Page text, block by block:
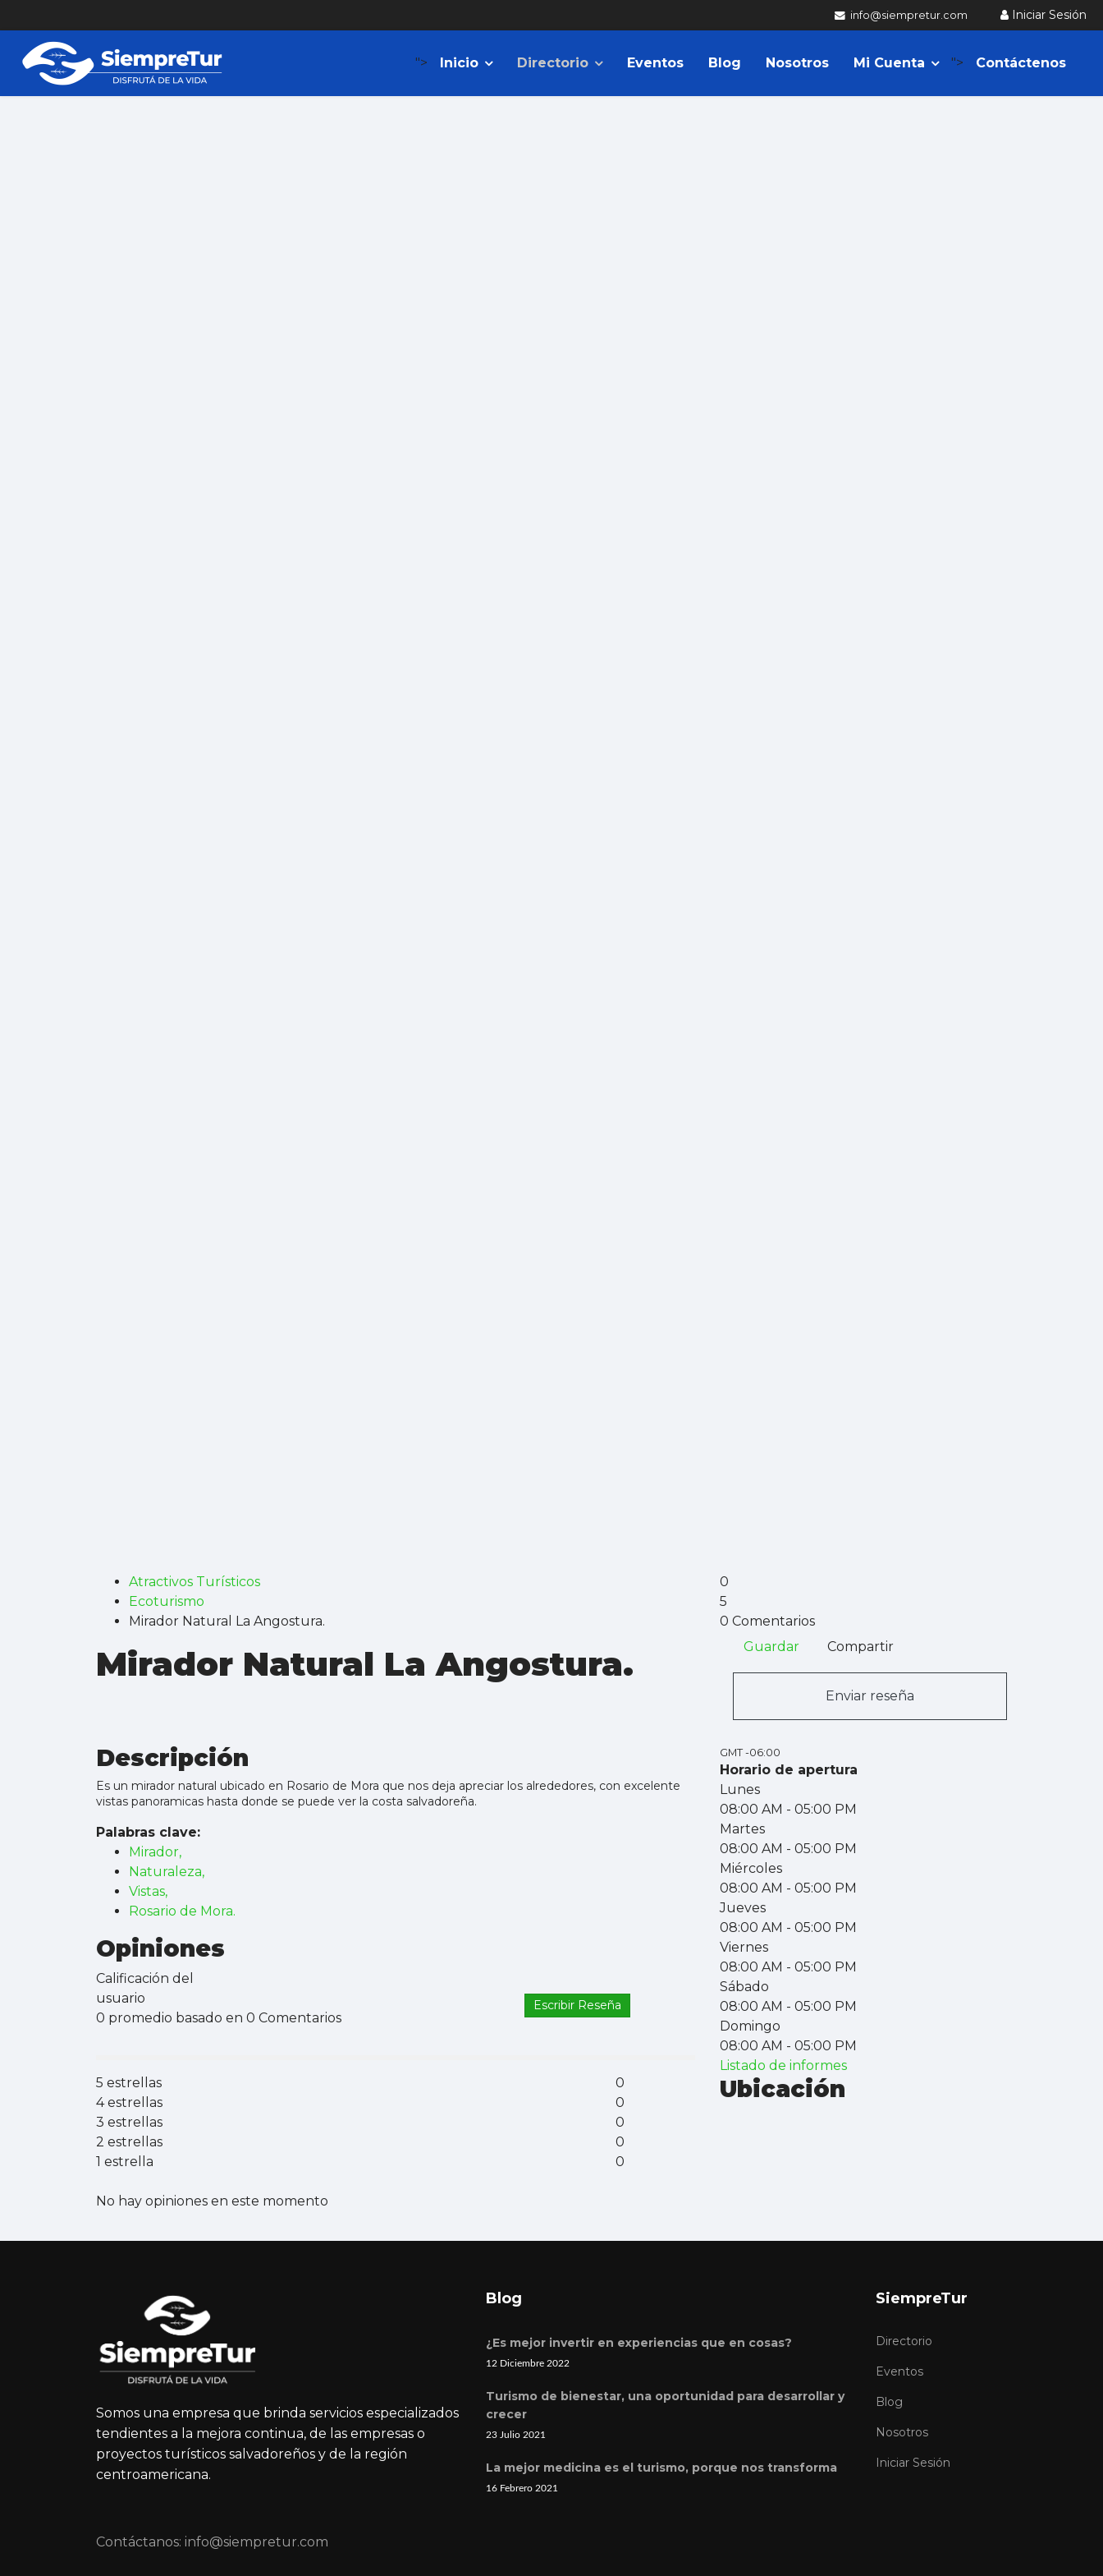
Iniciar Sesión
info@siempretur.com
"> Inicio Directorio Eventos Blog Nosotros Mi Cuenta "> Contáctenos
Atractivos Turísticos
Ecoturismo
Mirador Natural La Angostura.
Mirador Natural La Angostura.
0
5
0 Comentarios
Guardar
Compartir
Enviar reseña
Descripción
Es un mirador natural ubicado en Rosario de Mora que nos deja apreciar los alrededores, con excelente
vistas panoramicas hasta donde se puede ver la costa salvadoreña.
Palabras clave:
Mirador,
Naturaleza,
Vistas,
Rosario de Mora.
Opiniones
Calificación del
usuario
0 promedio basado en 0 Comentarios
Escribir Reseña
5 estrellas
0
4 estrellas
0
3 estrellas
0
2 estrellas
0
1 estrella
0
No hay opiniones en este momento
GMT -06:00
Horario de apertura
Lunes
08:00 AM - 05:00 PM
Martes
08:00 AM - 05:00 PM
Miércoles
08:00 AM - 05:00 PM
Jueves
08:00 AM - 05:00 PM
Viernes
08:00 AM - 05:00 PM
Sábado
08:00 AM - 05:00 PM
Domingo
08:00 AM - 05:00 PM
Listado de informes
Ubicación
Somos una empresa que brinda servicios especializados
tendientes a la mejora continua, de las empresas o
proyectos turísticos salvadoreños y de la región
centroamericana.
Contáctanos: info@siempretur.com
Blog
¿Es mejor invertir en experiencias que en cosas?
12 Diciembre 2022
Turismo de bienestar, una oportunidad para desarrollar y
crecer
23 Julio 2021
La mejor medicina es el turismo, porque nos transforma
16 Febrero 2021
SiempreTur
Directorio
Eventos
Blog
Nosotros
Iniciar Sesión